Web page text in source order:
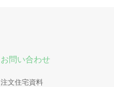
お問い合わせ
注文住宅資料